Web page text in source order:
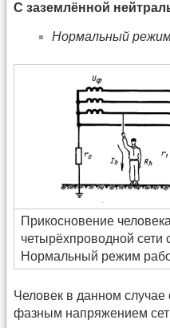
С заземлённой
Нормальный
Прикосновение
четырёхпроводной сети
Нормальный режим
Человек в данном случае
фазным напряжением